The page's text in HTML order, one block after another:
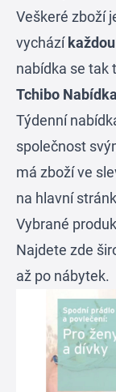
Veškeré zboží
vychází
nabídka se tak
Tchibo
Týdenní
společnost
má zboží ve
na hlavní
Vybrané
Najdete zde
až po nábytek.